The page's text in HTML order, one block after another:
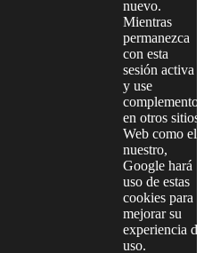
nuevo.
Mientras
permanezca
con esta
sesión activa
y use
complementos
en otros sitios
Web como el
nuestro,
Google hará
uso de estas
cookies para
mejorar su
experiencia de
uso.